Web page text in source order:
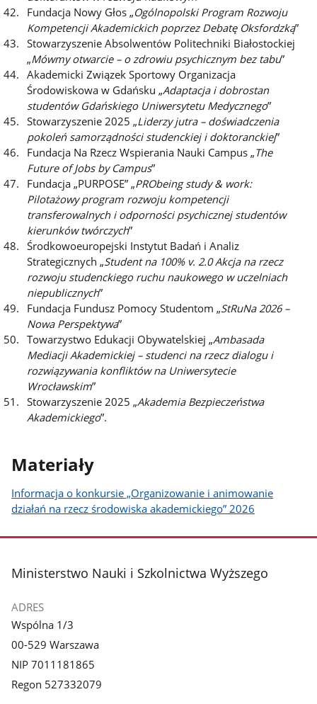
Fundacja Nowy Głos „Ogólnopolski Program Rozwoju
Kompetencji Akademickich poprzez Debatę Oksfordzką”
Stowarzyszenie Absolwentów Politechniki Białostockiej
„Mówmy otwarcie – o zdrowiu psychicznym bez tabu”
Akademicki Związek Sportowy Organizacja
Środowiskowa w Gdańsku „Adaptacja i dobrostan
studentów Gdańskiego Uniwersytetu Medycznego”
Stowarzyszenie 2025 „Liderzy jutra – doświadczenia
pokoleń samorządności studenckiej i doktoranckiej”
Fundacja Na Rzecz Wspierania Nauki Campus „The
Future of Jobs by Campus”
Fundacja „PURPOSE” „PRObeing study & work:
Pilotażowy program rozwoju kompetencji
transferowalnych i odporności psychicznej studentów
kierunków twórczych”
Środkowoeuropejski Instytut Badań i Analiz
Strategicznych „Student na 100% v. 2.0 Akcja na rzecz
rozwoju studenckiego ruchu naukowego w uczelniach
niepublicznych”
Fundacja Fundusz Pomocy Studentom „StRuNa 2026 –
Nowa Perspektywa”
Towarzystwo Edukacji Obywatelskiej „Ambasada
Mediacji Akademickiej – studenci na rzecz dialogu i
rozwiązywania konfliktów na Uniwersytecie
Wrocławskim”
Stowarzyszenie 2025 „Akademia Bezpieczeństwa
Akademickiego”.
Materiały
Informacja o konkursie „Organizowanie i animowanie
działań na rzecz środowiska akademickiego” 2026
stopka
Ministerstwo Nauki i Szkolnictwa Wyższego
ADRES
Wspólna 1/3
00-529 Warszawa
NIP 7011181865
Regon 527332079